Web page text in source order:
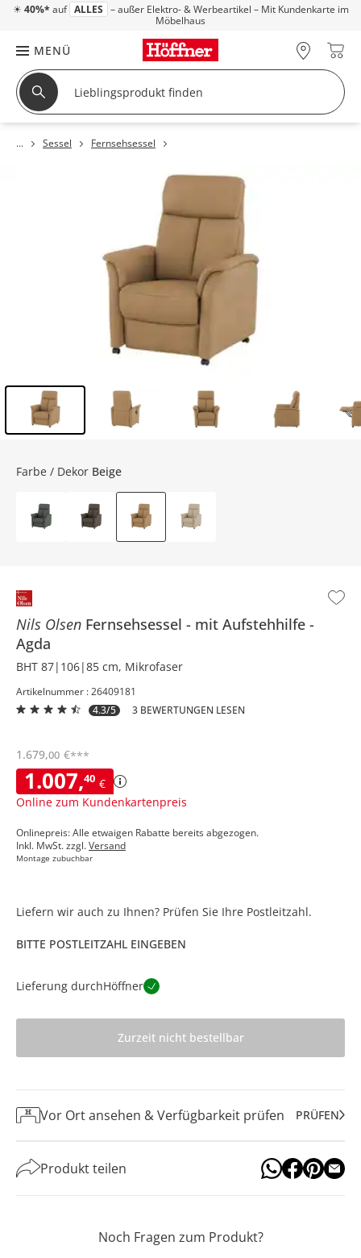
☀ 40%* auf ALLES – außer Elektro- & Werbeartikel – Mit Kundenkarte im
Möbelhaus
MENÜ
Sessel Fernsehsessel
Nils Olsen Fernsehsessel
mit Aufstehhilfe
Agda
BHT 87|106|85 cm, Mikrofaser
Artikelnummer : 26409181
4.3/5
3 BEWERTUNGEN LESEN
1.007,40 €
Online zum Kundenkartenpreis
1.679,00 €***
Onlinepreis: Alle etwaigen Rabatte bereits abgezogen.
Inkl. MwSt. zzgl.Versand
Montage zubuchbar
Farbe / Dekor Beige
Liefern wir auch zu Ihnen? Prüfen Sie Ihre Postleitzahl.
BITTE POSTLEITZAHL EINGEBEN
Lieferung durchHöffner
Zurzeit nicht bestellbar
Vor Ort ansehen & Verfügbarkeit prüfen PRÜFEN
Produkt teilen
Noch Fragen zum Produkt?